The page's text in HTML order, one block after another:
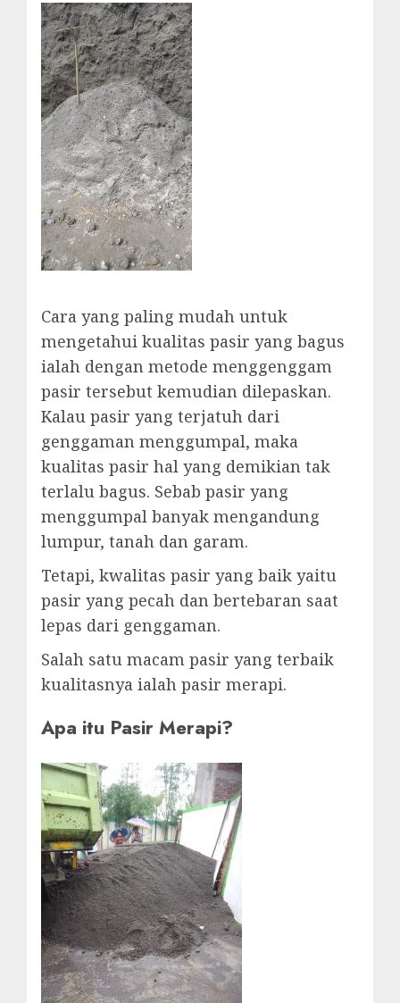
Cara yang paling mudah untuk
mengetahui kualitas pasir yang bagus
ialah dengan metode menggenggam
pasir tersebut kemudian dilepaskan.
Kalau pasir yang terjatuh dari
genggaman menggumpal, maka
kualitas pasir hal yang demikian tak
terlalu bagus. Sebab pasir yang
menggumpal banyak mengandung
lumpur, tanah dan garam.
Tetapi, kwalitas pasir yang baik yaitu
pasir yang pecah dan bertebaran saat
lepas dari genggaman.
Salah satu macam pasir yang terbaik
kualitasnya ialah pasir merapi.
Apa itu Pasir Merapi?